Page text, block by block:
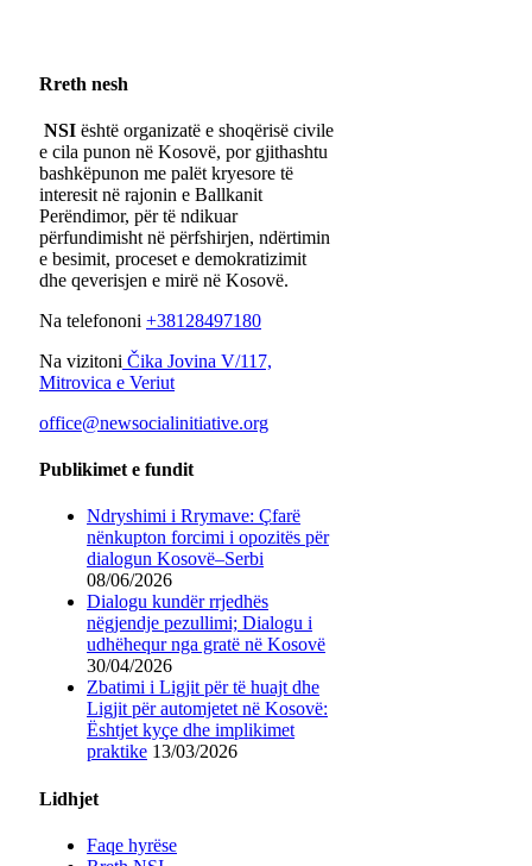
Rreth nesh
NSI është organizatë e shoqërisë civile
e cila punon në Kosovë, por gjithashtu
bashkëpunon me palët kryesore të
interesit në rajonin e Ballkanit
Perëndimor, për të ndikuar
përfundimisht në përfshirjen, ndërtimin
e besimit, proceset e demokratizimit
dhe qeverisjen e mirë në Kosovë.
Na telefononi +38128497180
Na vizitoni Čika Jovina V/117,
Mitrovica e Veriut
office@newsocialinitiative.org
Publikimet e fundit
Ndryshimi i Rrymave: Çfarë
nënkupton forcimi i opozitës për
dialogun Kosovë–Serbi
08/06/2026
Dialogu kundër rrjedhës
nëgjendje pezullimi; Dialogu i
udhëhequr nga gratë në Kosovë
30/04/2026
Zbatimi i Ligjit për të huajt dhe
Ligjit për automjetet në Kosovë:
Ështjet kyçe dhe implikimet
praktike 13/03/2026
Lidhjet
Faqe hyrëse